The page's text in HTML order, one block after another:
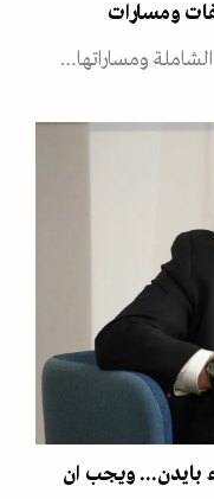
ومسارات
ومساراتها…
بايدن... ويجب ان